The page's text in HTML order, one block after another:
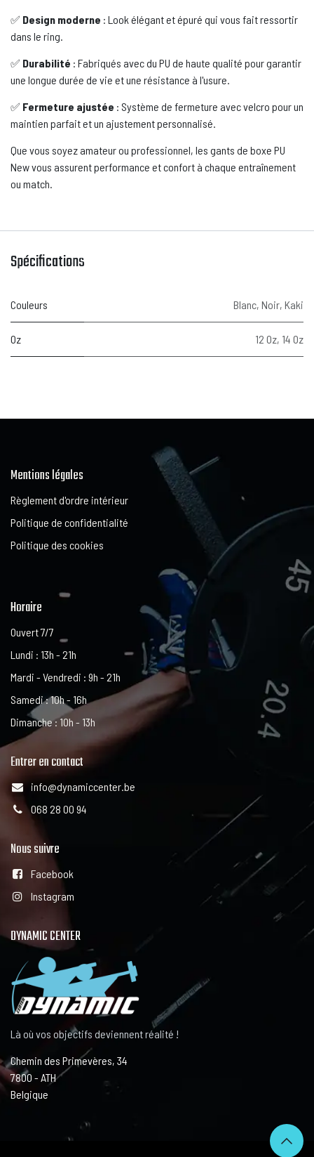
✅ Design moderne : Look élégant et épuré qui vous fait ressortir
dans le ring.
✅ Durabilité : Fabriqués avec du PU de haute qualité pour garantir
une longue durée de vie et une résistance à l'usure.
✅ Fermeture ajustée : Système de fermeture avec velcro pour un
maintien parfait et un ajustement personnalisé.
Que vous soyez amateur ou professionnel, les gants de boxe PU
New vous assurent performance et confort à chaque entraînement
ou match.
Spécifications
Couleurs Blanc, Noir, Kaki
Oz 12 Oz, 14 Oz
Mentions légales
Règlement d'ordre intérieur
Politique de confidentialité
Politique des cookies
Horaire
Ouvert 7/7
Lundi : 13h - 21h
Mardi - Vendredi : 9h - 21h
Samedi : 10h - 16h
Dimanche : 10h - 13h
Entrer en contact
info@dynamiccenter.be
068 28 00 94
Nous suivre
Facebook
Instagram
DYNAMIC CENTER
Là où vos objectifs deviennent réalité !
Chemin des Primevères, 34
7800 - ATH
Belgique